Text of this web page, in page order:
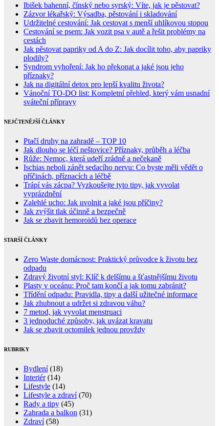
Ibišek bahenní, čínský nebo syrský: Víte, jak je pěstovat?
Zázvor lékařský: Výsadba, pěstování i skladování
Udržitelné cestování: Jak cestovat s menší uhlíkovou stopou
Cestování se psem: Jak vozit psa v autě a řešit problémy na
cestách
Jak pěstovat papriky od A do Z: Jak docílit toho, aby papriky
plodily?
Syndrom vyhoření: Jak ho překonat a jaké jsou jeho
příznaky?
Jak na digitální detox pro lepší kvalitu života?
Vánoční TO-DO list: Kompletní přehled, který vám usnadní
sváteční přípravy
NEJČTENĚJŠÍ ČLÁNKY
Ptačí druhy na zahradě – TOP 10
Jak dlouho se léčí neštovice? Příznaky, průběh a léčba
Růže: Nemoc, která udeří zrádně a nečekaně
Ischias neboli zánět sedacího nervu: Co byste měli vědět o
příčinách, příznacích a léčbě
Trápí vás zácpa? Vyzkoušejte tyto tipy, jak vyvolat
vyprázdnění
Zalehlé ucho: Jak uvolnit a jaké jsou příčiny?
Jak zvýšit tlak účinně a bezpečně
Jak se zbavit hemoroidů bez operace
STARŠÍ ČLÁNKY
Zero Waste domácnost: Praktický průvodce k životu bez
odpadu
Zdravý životní styl: Klíč k delšímu a šťastnějšímu životu
Plasty v oceánu: Proč tam končí a jak tomu zabránit?
Třídění odpadu: Pravidla, tipy a další užitečné informace
Jak zhubnout a udržet si zdravou váhu?
7 metod, jak vyvolat menstruaci
3 jednoduché způsoby, jak uvázat kravatu
Jak se zbavit octomilek jednou provždy
RUBRIKY
Bydlení(18)
Interiér(14)
Lifestyle (14)
Lifestyle a zdraví(70)
Rady a tipy (45)
Zahrada a balkon (31)
Zdraví(58)